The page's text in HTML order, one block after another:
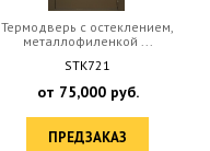
Термодверь с остеклением,
металлофиленкой ...
STK721
от 75,000руб.
ПРЕДЗАКАЗ